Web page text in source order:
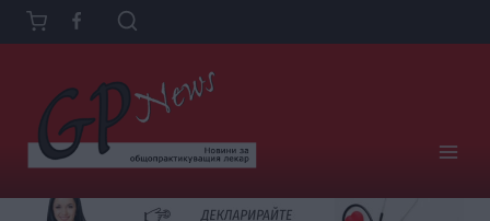
Към
съдържанието